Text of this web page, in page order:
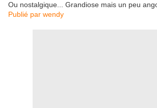
Ou nostalgique... Grandiose mais un peu
Publié par wendy